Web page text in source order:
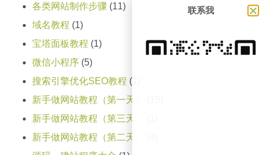
各类网站制作步骤 (11)
域名教程 (1)
宝塔面板教程 (1)
微信小程序 (5)
搜索引擎优化SEO教程 (1)
新手做网站教程（第一天）
新手做网站教程（第三天）
新手做网站教程（第二天）
联系我